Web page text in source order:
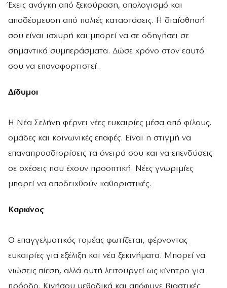
Έχεις ανάγκη από ξεκούραση, απολογισμό και
αποδέσμευση από παλιές καταστάσεις. Η διαίσθησή
σου είναι ισχυρή και μπορεί να σε οδηγήσει σε
σημαντικά συμπεράσματα. Δώσε χρόνο στον εαυτό
σου να επαναφορτιστεί.
Δίδυμοι
Η Νέα Σελήνη φέρνει νέες ευκαιρίες μέσα από φίλους,
ομάδες και κοινωνικές επαφές. Είναι η στιγμή να
επαναπροσδιορίσεις τα όνειρά σου και να επενδύσεις
σε σχέσεις που έχουν προοπτική. Νέες γνωριμίες
μπορεί να αποδειχθούν καθοριστικές.
Καρκίνος
Ο επαγγελματικός τομέας φωτίζεται, φέρνοντας
ευκαιρίες για εξέλιξη και νέα ξεκινήματα. Μπορεί να
νιώσεις πίεση, αλλά αυτή λειτουργεί ως κίνητρο για